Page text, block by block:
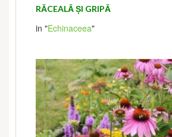
RĂCEALĂ ȘI GRIPĂ
in "Echinaceea"